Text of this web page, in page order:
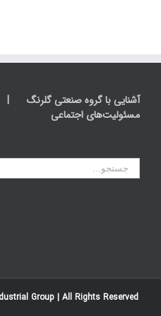
آشنایی با گروه صنعتی گلرنگ
مسئولیت‌های اجتماعی
جستجو
برای:
Group| All Rights Reserved